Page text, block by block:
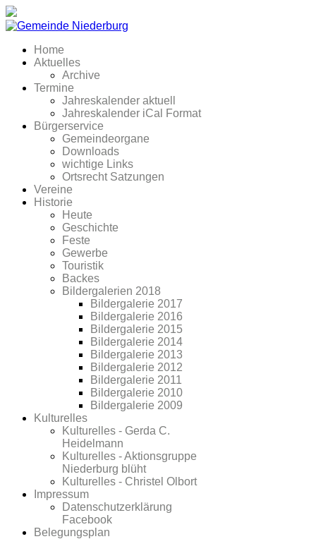
Home
Aktuelles
Archive
Termine
Jahreskalender aktuell
Jahreskalender iCal Format
Bürgerservice
Gemeindeorgane
Downloads
wichtige Links
Ortsrecht Satzungen
Vereine
Historie
Heute
Geschichte
Feste
Gewerbe
Touristik
Backes
Bildergalerien 2018
Bildergalerie 2017
Bildergalerie 2016
Bildergalerie 2015
Bildergalerie 2014
Bildergalerie 2013
Bildergalerie 2012
Bildergalerie 2011
Bildergalerie 2010
Bildergalerie 2009
Kulturelles
Kulturelles - Gerda C.
Heidelmann
Kulturelles - Aktionsgruppe
Niederburg blüht
Kulturelles - Christel Olbort
Impressum
Datenschutzerklärung
Facebook
Belegungsplan